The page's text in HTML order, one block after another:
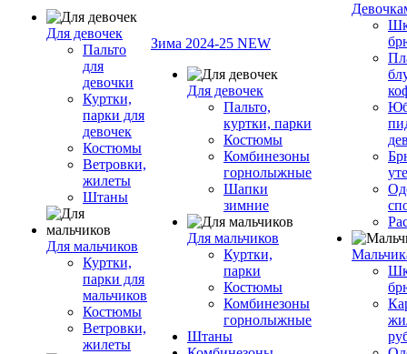
Для девочек
Пальто
для
девочки
Куртки,
парки для
девочек
Костюмы
Ветровки,
жилеты
Штаны
Для мальчиков
Куртки,
парки для
мальчиков
Костюмы
Ветровки,
жилеты
Зима 2024-25 NEW
Для девочек
Пальто,
куртки, парки
Костюмы
Комбинезоны
горнолыжные
Шапки
зимние
Для мальчиков
Куртки,
парки
Костюмы
Комбинезоны
горнолыжные
Штаны